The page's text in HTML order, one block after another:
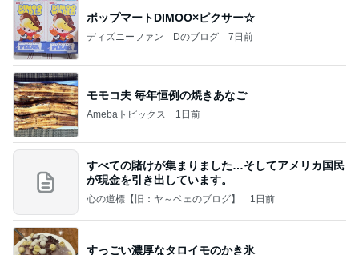
ポップマートDIMOO×ピクサー☆
ディズニーファン Dのブログ 7日前
モモコ夫 毎年恒例の焼きあなご
Amebaトピックス 1日前
すべての賭けが集まりました…そしてアメリカ国民
が現金を引き出しています。
心の道標【旧：ヤ～ベェのブログ】 1日前
すっごい濃厚なタロイモのかき氷